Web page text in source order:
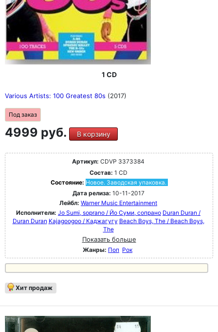
1 CD
Various Artists: 100 Greatest 80s (2017)
Под заказ
4999 руб. В корзину
Артикул: CDVP 3373384
Состав: 1 CD
Состояние: Новое. Заводская упаковка.
Дата релиза: 10-11-2017
Лейбл: Warner Music Entertainment
Исполнители: Jo Sumi, soprano / Йо Суми, сопрано Duran Duran /
Duran Duran Kajagoogoo / Каджагугу Beach Boys, The / Beach Boys,
The
Показать больше
Жанры: Поп Рок
Хит продаж